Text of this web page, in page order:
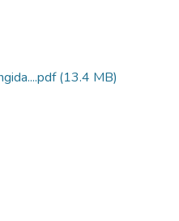
(13.4 MB)